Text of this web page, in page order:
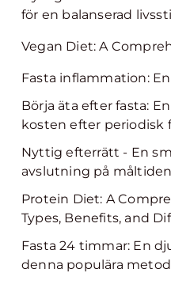
för en balanserad
Vegan Diet: A
Fasta inflammation:
Börja äta efter fasta:
kosten efter periodisk
Nyttig efterrätt - En
avslutning på måltiden
Protein Diet: A
Types, Benefits, and
Fasta 24 timmar: En
denna populära metod